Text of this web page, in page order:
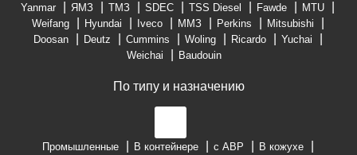
Yanmar
ЯМЗ ТМЗ SDEC TSS Diesel Fawde
MTU
Weifang
Hyundai Iveco ММЗ Perkins
Mitsubishi
Doosan
Deutz Cummins Woling Ricardo
Yuchai
Weichai
Baudouin
По типу и назначению
Промышленные В контейнере с АВР
В кожухе